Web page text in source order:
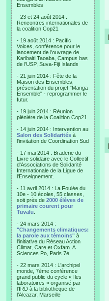
Ensembles
- 23 et 24 août 2014 :
Rencontres internationales de
la coalition Cop21
- 19 août 2014 : Pacific
Voices, conférence pour le
lancement de l'ouvrage de
Karibaiti Taoaba, Campus bas
de l'USP, Suva-Fiji Islands
- 21 juin 2014 : Fête de la
Maison des Ensembles,
présentation du projet "Manga
Ensemble" - reprogrammer le
futur.
- 19 juin 2014 : Réunion
plénière de la Coalition Cop21
- 14 juin 2014 : Intervention au
Salon des Solidarités à
l'invitation de Coordination Sud
- 17 mai 2014 : Braderie du
Livre solidaire avec le Collectif
d'Associations de Solidarité
Internationale de la Ligue de
l'Enseignement.
- 11 avril 2014 : La Foulée du
10e - 10 écoles, 55 classes,
soit près de 2000 élèves de
primaire courent pour
Tuvalu
- 24 mars 2014 :
"Changements climatiques:
la parole aux témoins" à
l'initiative du Réseau Action
Climat, Care et Oxfam. A
Sciences Po, Paris 7è
- 22 mars 2014 : L'archipel
monde, 7ème conférence
grand public du cycle « Iles
laboratoires » organisé par
l'IRD à la bibliothèque de
l’Alcazar, Marseille